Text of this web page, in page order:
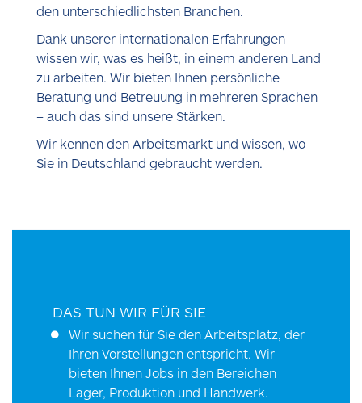
den unterschiedlichsten Branchen.
Dank unserer internationalen Erfahrungen
wissen wir, was es heißt, in einem anderen Land
zu arbeiten. Wir bieten Ihnen persönliche
Beratung und Betreuung in mehreren Sprachen
– auch das sind unsere Stärken.
Wir kennen den Arbeitsmarkt und wissen, wo
Sie in Deutschland gebraucht werden.
DAS TUN WIR FÜR SIE
Wir suchen für Sie den Arbeitsplatz, der
Ihren Vorstellungen entspricht. Wir
bieten Ihnen Jobs in den Bereichen
Lager, Produktion und Handwerk.